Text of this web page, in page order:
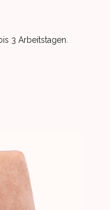
3 Arbeitstagen.